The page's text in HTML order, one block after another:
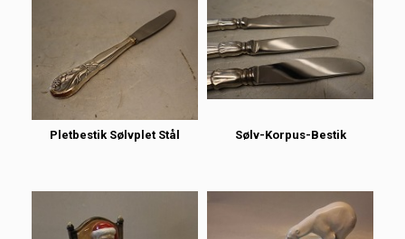
Pletbestik Sølvplet Stål Sølv-Korpus-Bestik